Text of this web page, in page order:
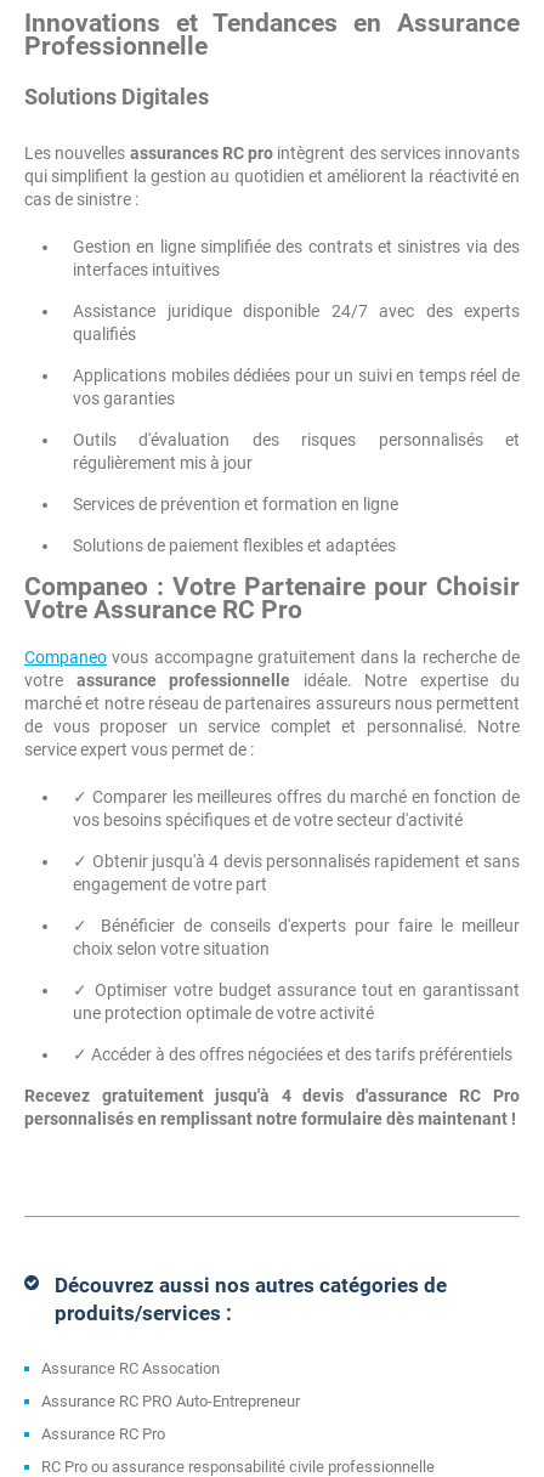
Innovations et Tendances en Assurance
Professionnelle
Solutions Digitales
Les nouvelles assurances RC pro intègrent des services innovants
qui simplifient la gestion au quotidien et améliorent la réactivité en
cas de sinistre :
Gestion en ligne simplifiée des contrats et sinistres via des
interfaces intuitives
Assistance juridique disponible 24/7 avec des experts
qualifiés
Applications mobiles dédiées pour un suivi en temps réel de
vos garanties
Outils d'évaluation des risques personnalisés et
régulièrement mis à jour
Services de prévention et formation en ligne
Solutions de paiement flexibles et adaptées
Companeo : Votre Partenaire pour Choisir
Votre Assurance RC Pro
Companeo vous accompagne gratuitement dans la recherche de
votre assurance professionnelle idéale. Notre expertise du
marché et notre réseau de partenaires assureurs nous permettent
de vous proposer un service complet et personnalisé. Notre
service expert vous permet de :
✓ Comparer les meilleures offres du marché en fonction de
vos besoins spécifiques et de votre secteur d'activité
✓ Obtenir jusqu'à 4 devis personnalisés rapidement et sans
engagement de votre part
✓ Bénéficier de conseils d'experts pour faire le meilleur
choix selon votre situation
✓ Optimiser votre budget assurance tout en garantissant
une protection optimale de votre activité
✓ Accéder à des offres négociées et des tarifs préférentiels
Recevez gratuitement jusqu'à 4 devis d'assurance RC Pro
personnalisés en remplissant notre formulaire dès maintenant !
Découvrez aussi nos autres catégories de
produits/services :
Assurance RC Assocation
Assurance RC PRO Auto-Entrepreneur
Assurance RC Pro
RC Pro ou assurance responsabilité civile professionnelle